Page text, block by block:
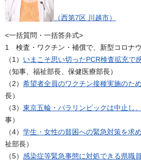
（西第7区 川越市）
<一括質問・一括答弁式>
1 検査・ワクチン・補償で、新型コロナ
（1） いまこそ思い切ったPCR検査拡充で
（知事、福祉部長、保健医療部長）
（2） 希望者全員のワクチン接種実施のた
長）
（3） 東京五輪・パラリンピックは中止し
事）
（4） 学生・女性の貧困への緊急対策を求
祉部長）
（5） 感染症等緊急事態に対処できる県職